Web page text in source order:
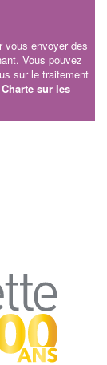
vous envoyer des
Vous pouvez
sur le traitement
Charte sur les